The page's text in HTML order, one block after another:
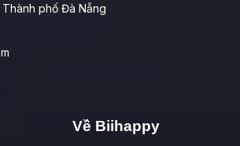
phố Đà Nẵng
Về Biihappy